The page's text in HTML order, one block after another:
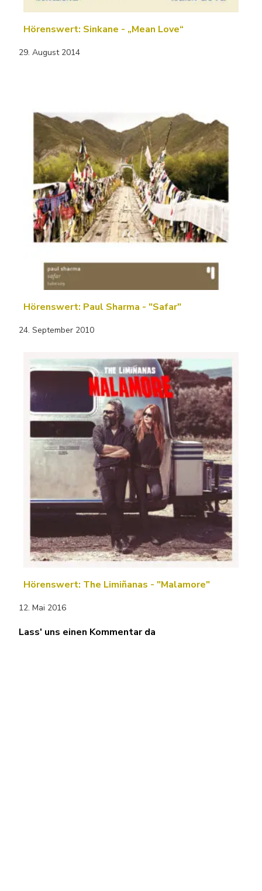
Hörenswert: Sinkane - „Mean Love“
29. August 2014
Hörenswert: Paul Sharma - "Safar"
24. September 2010
Hörenswert: The Limiñanas - "Malamore"
12. Mai 2016
Lass' uns einen Kommentar da